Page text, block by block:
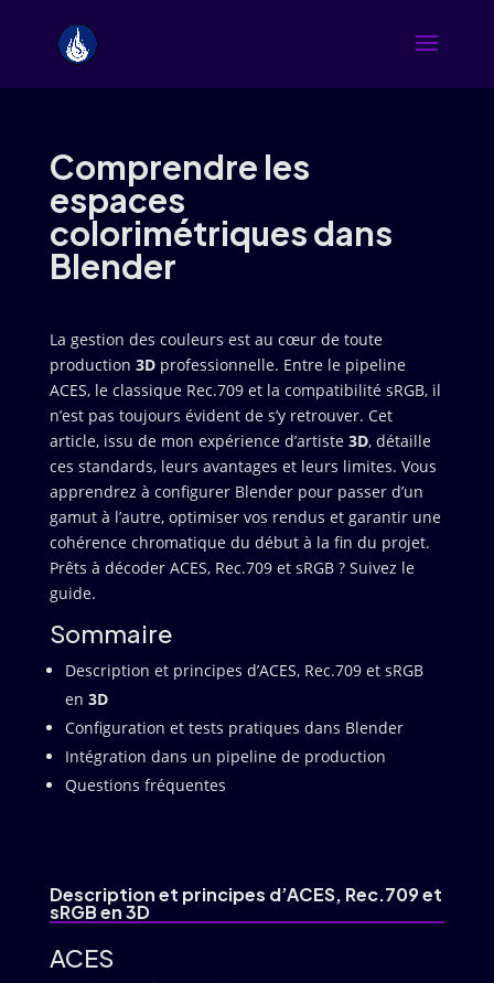
Comprendre les
espaces
colorimétriques dans
Blender
La gestion des couleurs est au cœur de toute
production 3Dprofessionnelle. Entre le pipeline
ACES, le classique Rec.709 et la compatibilité sRGB, il
n’est pas toujours évident de s’y retrouver. Cet
article, issu de mon expérience d’artiste 3D, détaille
ces standards, leurs avantages et leurs limites. Vous
apprendrez à configurer Blender pour passer d’un
gamut à l’autre, optimiser vos rendus et garantir une
cohérence chromatique du début à la fin du projet.
Prêts à décoder ACES, Rec.709 et sRGB ? Suivez le
guide.
Sommaire
Description et principes d’ACES, Rec.709 et sRGB
en 3D
Configuration et tests pratiques dans Blender
Intégration dans un pipeline de production
Questions fréquentes
Description et principes d’ACES, Rec.709 et
sRGB en3D
ACES